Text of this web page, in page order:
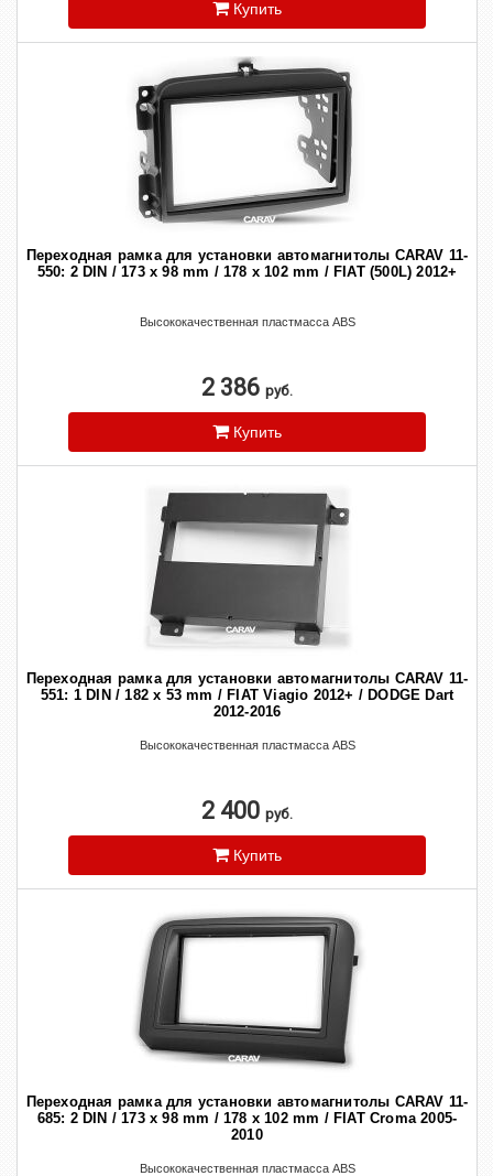
Купить
Переходная рамка для установки автомагнитолы CARAV 11-
550: 2 DIN / 173 x 98 mm / 178 x 102 mm / FIAT (500L) 2012+
Высококачественная пластмасса ABS
2 386 руб.
Купить
Переходная рамка для установки автомагнитолы CARAV 11-
551: 1 DIN / 182 x 53 mm / FIAT Viagio 2012+ / DODGE Dart
2012-2016
Высококачественная пластмасса ABS
2 400 руб.
Купить
Переходная рамка для установки автомагнитолы CARAV 11-
685: 2 DIN / 173 x 98 mm / 178 x 102 mm / FIAT Croma 2005-
2010
Высококачественная пластмасса ABS